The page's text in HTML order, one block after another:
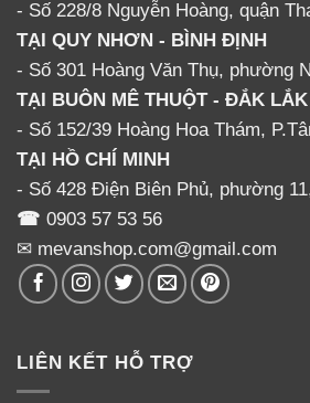
- Số 228/8 Nguyễn Hoàng, quận
TẠI QUY NHƠN - BÌNH ĐỊNH
- Số 301 Hoàng Văn Thụ, phường
TẠI BUÔN MÊ THUỘT - ĐẮK LẮK
- Số 152/39 Hoàng Hoa Thám,
TẠI HỒ CHÍ MINH
- Số 428 Điện Biên Phủ, phường
☎ 0903 57 53 56
✉ mevanshop.com@gmail.com
LIÊN KẾT HỖ TRỢ